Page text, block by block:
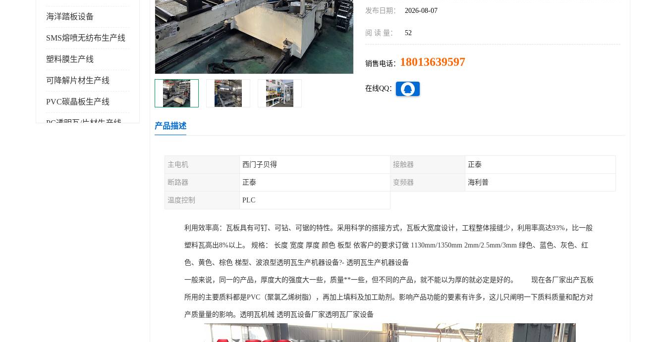
海洋踏板设备
SMS熔喷无纺布生产线
塑料膜生产线
可降解片材生产线
PVC碳晶板生产线
PC透明瓦/片材生产线
发布日期： 2026-08-07
阅 读 量： 52
销售电话： 18013639597
在线QQ：
产品描述
主电机 西门子贝得 接触器 正泰
断路器 正泰 变频器 海利普
温度控制 PLC
利用效率高：瓦板具有可钉、可钻、可锯的特性。采用科学的搭接方式，瓦板大宽度设计，工程整体接缝少，利用率高达93%，比一般
塑料瓦高出8%以上。 规格： 长度 宽度 厚度 颜色 板型 依客户的要求订做 1130mm/1350mm 2mm/2.5mm/3mm 绿色、蓝色、灰色、红
色、黄色、棕色 梯型、波浪型透明瓦生产机器设备?- 透明瓦生产机器设备
一般来说，同一的产品，厚度大的强度大一些，质量**一些，但不同的产品，就不能以为厚的就必定是好的。 现在各厂家出产瓦板
所用的主要质料都是PVC（聚氯乙烯树脂），再加上填料及加工助剂。影响产品功能的要素有许多，这儿只阐明一下质料质量和配方对
产质量量的影响。透明瓦机械 透明瓦设备厂家透明瓦厂家设备